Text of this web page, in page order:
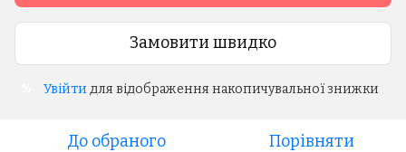
Замовити швидко
Увійти для відображення накопичувальної знижки
До обраного Порівняти